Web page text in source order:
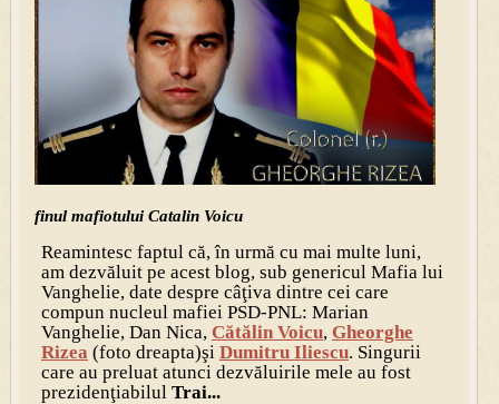
finul mafiotului Catalin Voicu
Reamintesc faptul că, în urmă cu mai multe luni,
am dezvăluit pe acest blog, sub genericul Mafia lui
Vanghelie, date despre câţiva dintre cei care
compun nucleul mafiei PSD-PNL: Marian
Vanghelie, Dan Nica, Cătălin Voicu, Gheorghe
Rizea (foto dreapta)şi Dumitru Iliescu. Singurii
care au preluat atunci dezvăluirile mele au fost
prezidenţiabilul Trai...